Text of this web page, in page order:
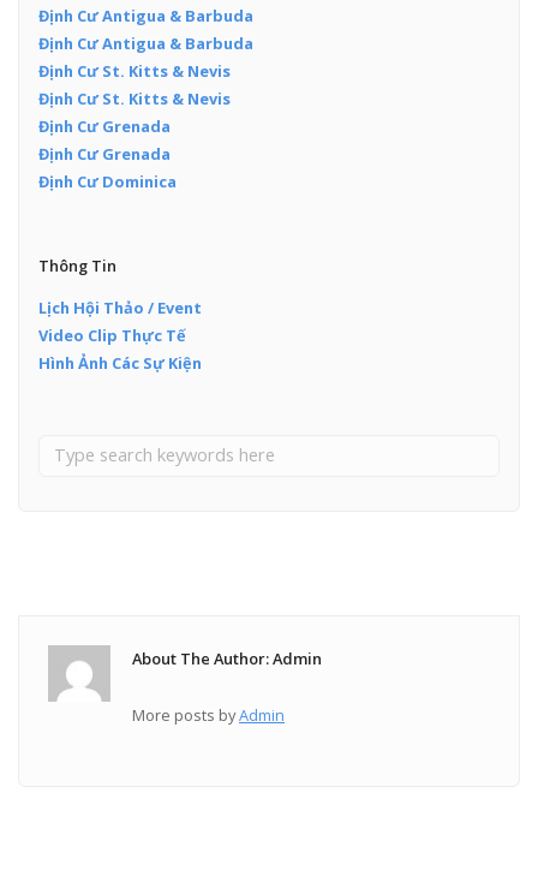
Định Cư Antigua & Barbuda
Định Cư Antigua & Barbuda
Định Cư St. Kitts & Nevis
Định Cư St. Kitts & Nevis
Định Cư Grenada
Định Cư Grenada
Định Cư Dominica
Thông Tin
Lịch Hội Thảo / Event
Video Clip Thực Tế
Hình Ảnh Các Sự Kiện
About The Author: Admin
More posts byAdmin